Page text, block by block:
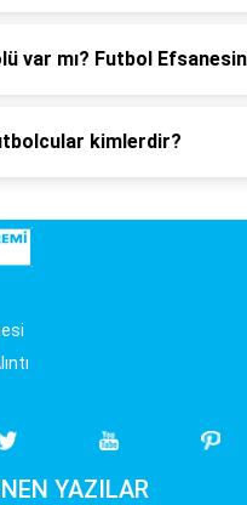
var mı? Futbol
kimlerdir?
YAZILAR